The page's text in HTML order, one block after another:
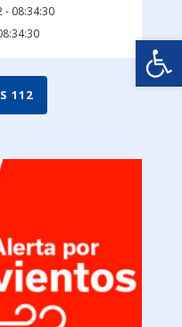
- 08:34:30
112